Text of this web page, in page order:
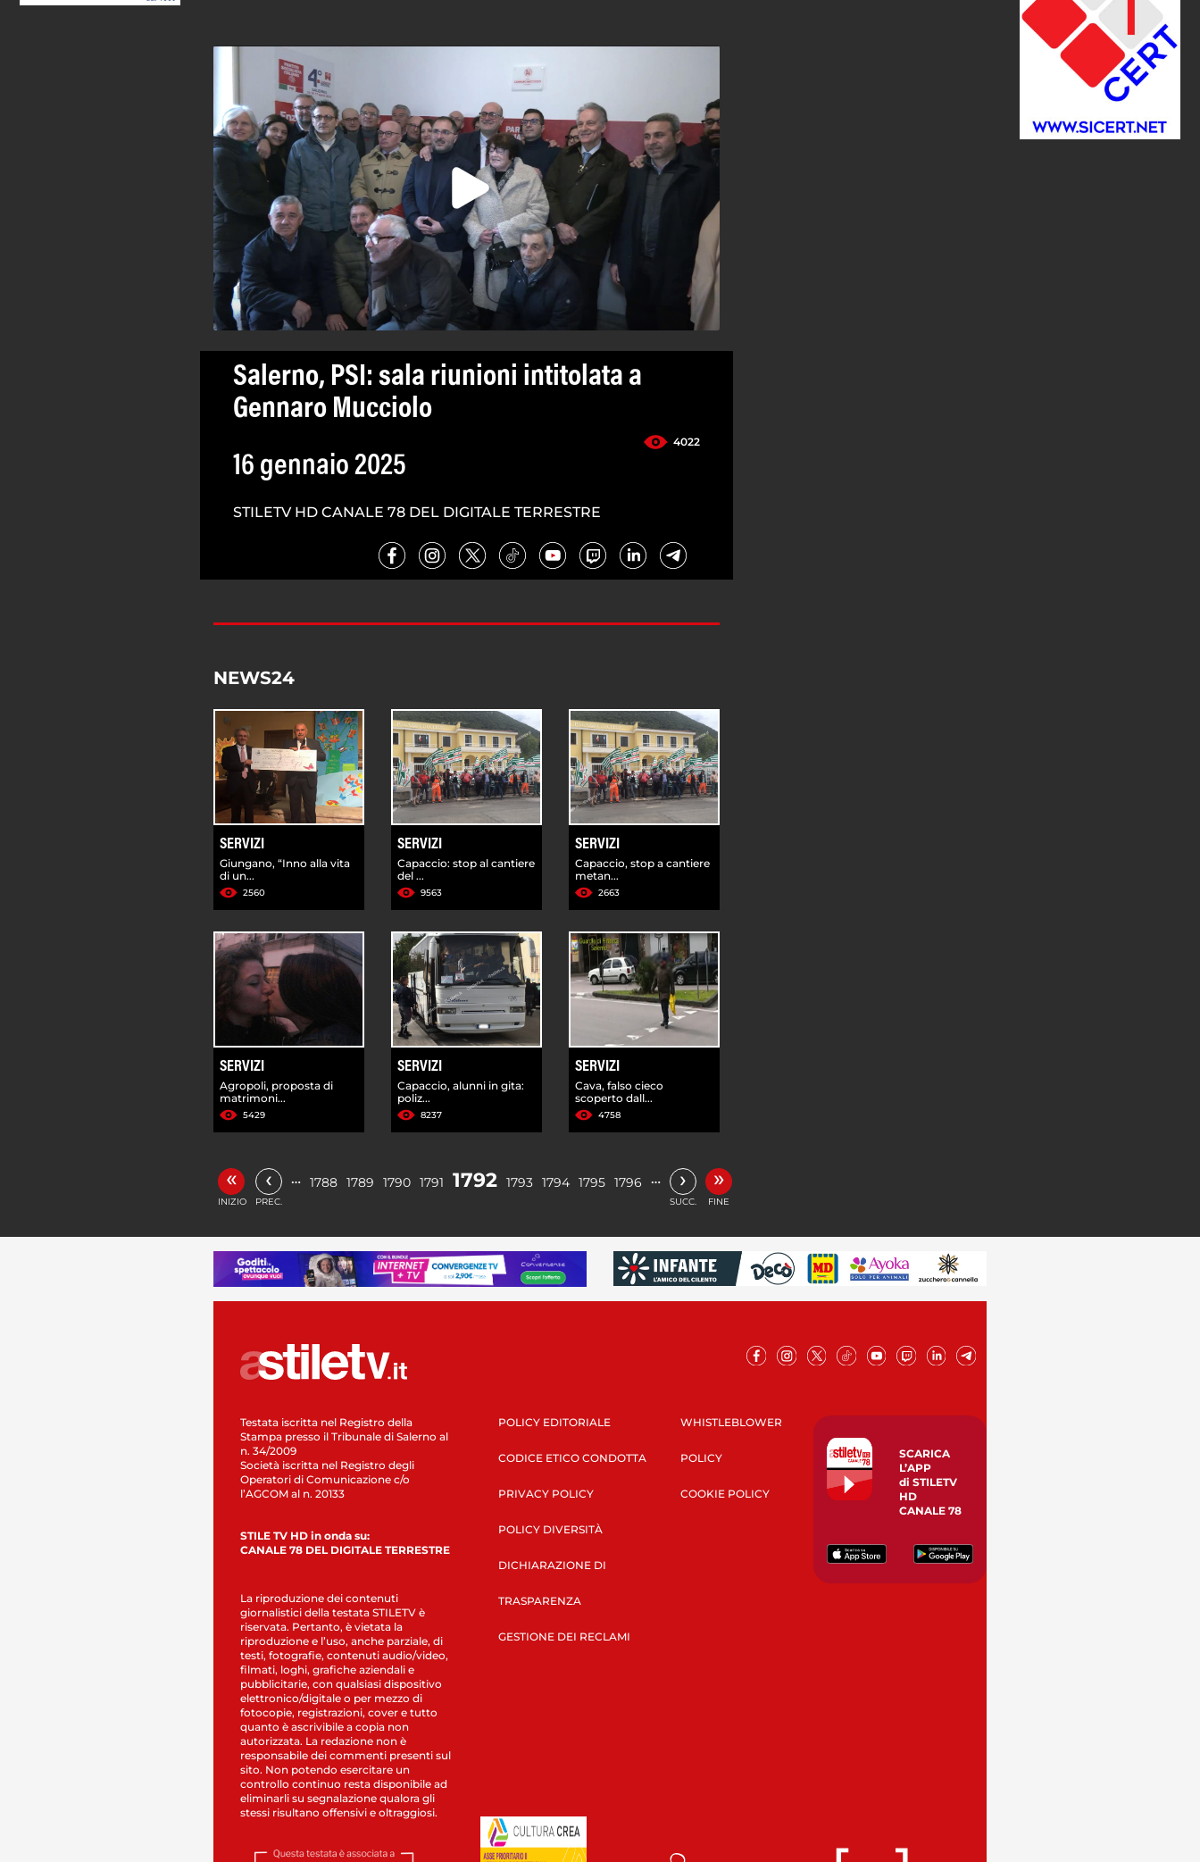
Salerno, PSI: sala riunioni intitolata a
Gennaro Mucciolo
4022
16 gennaio 2025
STILETV HD CANALE 78 DEL DIGITALE TERRESTRE
NEWS24
SERVIZI
Giungano, “Inno alla vita
di un...
2560
SERVIZI
Capaccio: stop al cantiere
del ...
9563
SERVIZI
Capaccio, stop a cantiere
metan...
2663
SERVIZI
Agropoli, proposta di
matrimoni...
5429
SERVIZI
Capaccio, alunni in gita:
poliz...
8237
SERVIZI
Cava, falso cieco
scoperto dall...
4758
«
INIZIO
‹
PREC.
… 1788 1789 1790 1791 1792 1793 1794 1795 1796 … ›
SUCC.
»
FINE
Testata iscritta nel Registro della
Stampa presso il Tribunale di Salerno al
n. 34/2009
Società iscritta nel Registro degli
Operatori di Comunicazione c/o
l’AGCOM al n. 20133
STILE TV HD in onda su:
CANALE 78 DEL DIGITALE TERRESTRE
La riproduzione dei contenuti
giornalistici della testata STILETV è
riservata. Pertanto, è vietata la
riproduzione e l’uso, anche parziale, di
testi, fotografie, contenuti audio/video,
filmati, loghi, grafiche aziendali e
pubblicitarie, con qualsiasi dispositivo
elettronico/digitale o per mezzo di
fotocopie, registrazioni, cover e tutto
quanto è ascrivibile a copia non
autorizzata. La redazione non è
responsabile dei commenti presenti sul
sito. Non potendo esercitare un
controllo continuo resta disponibile ad
eliminarli su segnalazione qualora gli
stessi risultano offensivi e oltraggiosi.
POLICY EDITORIALE
CODICE ETICO CONDOTTA
PRIVACY POLICY
POLICY DIVERSITÀ
DICHIARAZIONE DI
TRASPARENZA
GESTIONE DEI RECLAMI
WHISTLEBLOWER
POLICY
COOKIE POLICY
SCARICA
L’APP
di STILETV
HD
CANALE 78